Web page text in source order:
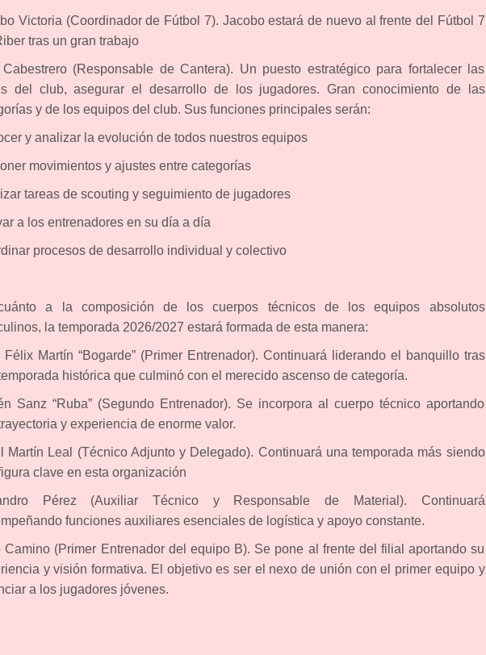
Victoria (Coordinador de Fútbol 7). Jacobo estará de nuevo al frente del Fútbol 7
tras un gran trabajo
Cabestrero (Responsable de Cantera). Un puesto estratégico para fortalecer las
del club, asegurar el desarrollo de los jugadores. Gran conocimiento de las
y de los equipos del club. Sus funciones principales serán:
y analizar la evolución de todos nuestros equipos
movimientos y ajustes entre categorías
tareas de scouting y seguimiento de jugadores
a los entrenadores en su día a día
procesos de desarrollo individual y colectivo
a la composición de los cuerpos técnicos de los equipos absolutos
la temporada 2026/2027 estará formada de esta manera:
Félix Martín “Bogarde” (Primer Entrenador). Continuará liderando el banquillo tras
histórica que culminó con el merecido ascenso de categoría.
Sanz “Ruba” (Segundo Entrenador). Se incorpora al cuerpo técnico aportando
y experiencia de enorme valor.
Martín Leal (Técnico Adjunto y Delegado). Continuará una temporada más siendo
clave en esta organización
Pérez (Auxiliar Técnico y Responsable de Material). Continuará
funciones auxiliares esenciales de logística y apoyo constante.
Camino (Primer Entrenador del equipo B). Se pone al frente del filial aportando su
y visión formativa. El objetivo es ser el nexo de unión con el primer equipo y
a los jugadores jóvenes.